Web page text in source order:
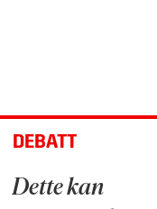
DEBATT
Dette kan